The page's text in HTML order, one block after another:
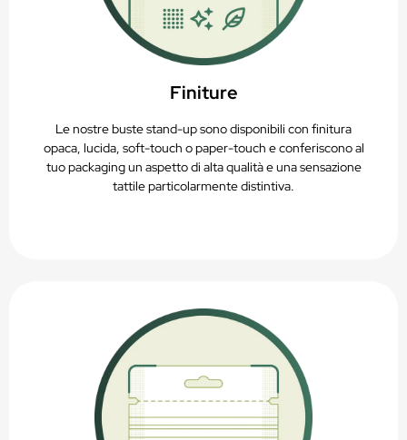
Finiture
Le nostre buste stand-up sono disponibili con finitura
opaca, lucida, soft-touch o paper-touch e conferiscono al
tuo packaging un aspetto di alta qualità e una sensazione
tattile particolarmente distintiva.